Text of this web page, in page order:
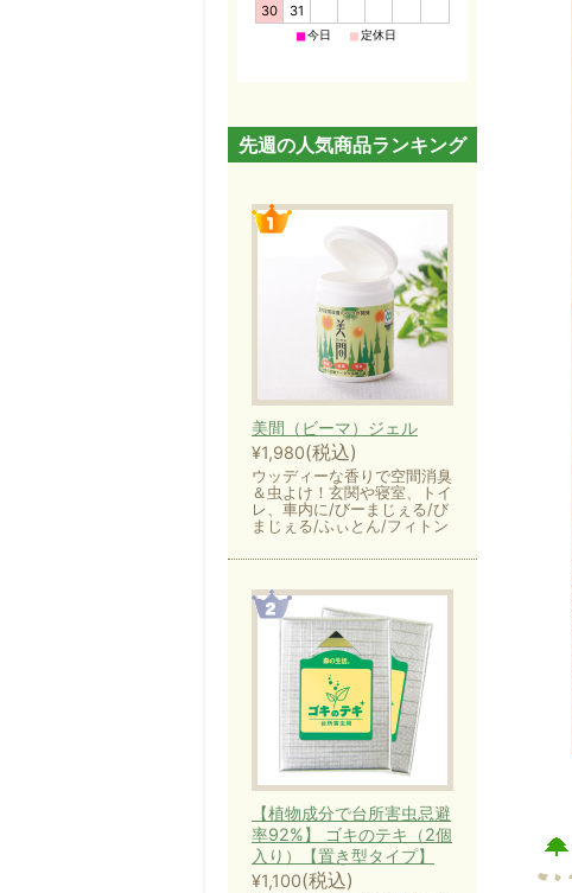
30
31
■今日 ■定休日
先週の人気商品ランキング
美間（ビーマ）ジェル
¥1,980(税込)
ウッディーな香りで空間消臭
＆虫よけ！玄関や寝室、トイ
レ、車内に/びーまじぇる/び
まじぇる/ふぃとん/フィトン
【植物成分で台所害虫忌避
率92%】 ゴキのテキ（2個
入り）【置き型タイプ】
¥1,100(税込)